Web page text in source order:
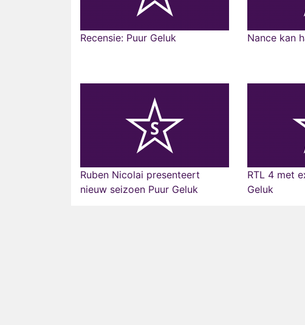
Recensie: Puur Geluk Nance kan
Ruben Nicolai presenteert
nieuw seizoen Puur Geluk
RTL 4 met
Geluk